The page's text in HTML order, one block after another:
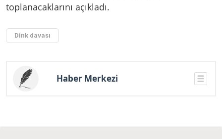
toplanacaklarını açıkladı.
Dink davası
Haber Merkezi